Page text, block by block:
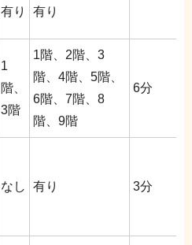
有り 有り
1
階、
3階
1階、2階、3
階、4階、5階、
6階、7階、8
階、9階
6分
なし 有り 3分